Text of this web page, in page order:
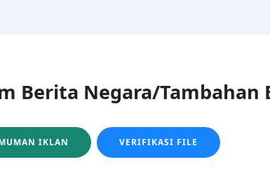
Berita Negara/Tambahan
IKLAN VERIFIKASI FILE